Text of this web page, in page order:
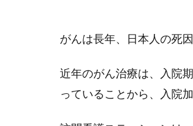
がんは長年、日本人の死
近年のがん治療は、入院
っていることから、入院